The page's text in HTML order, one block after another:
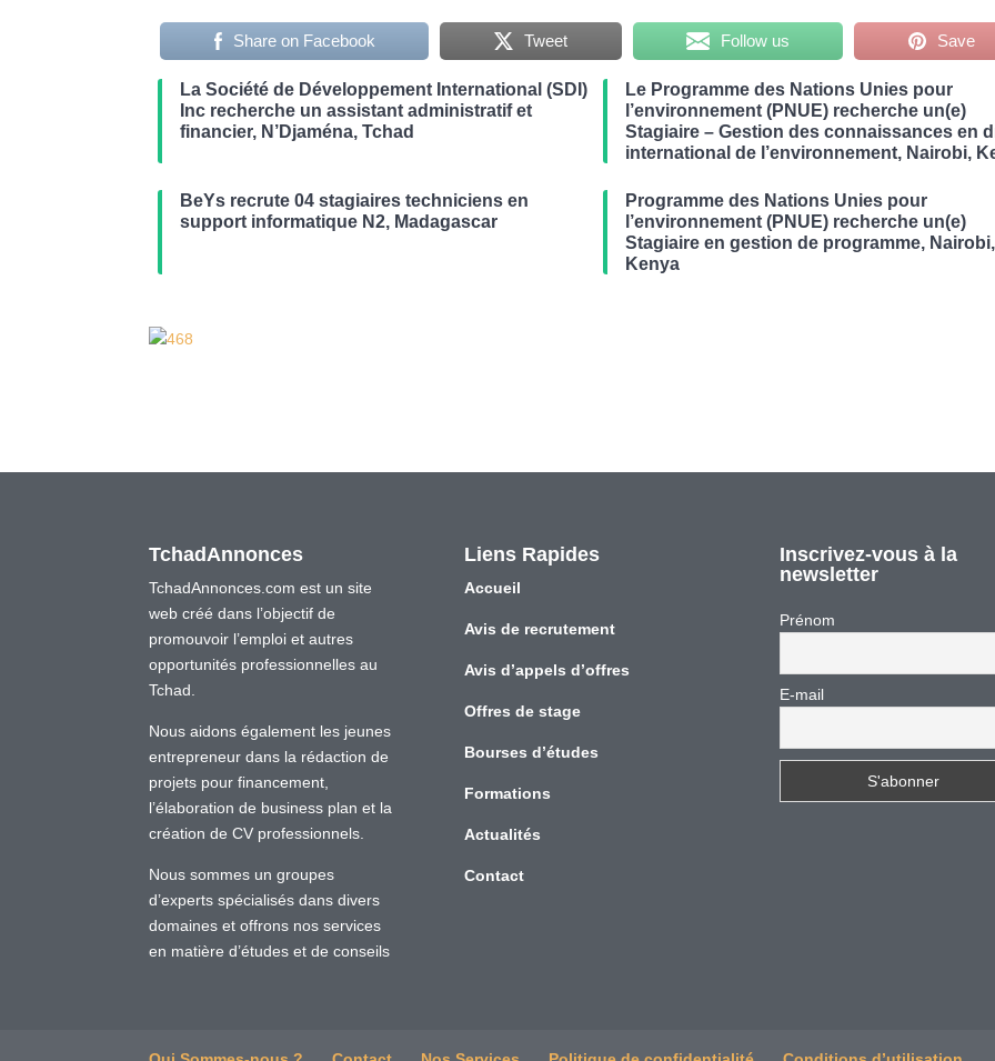
Share on Facebook Tweet Follow us Save
La Société de Développement International (SDI)
Inc recherche un assistant administratif et
financier, N’Djaména, Tchad
Le Programme des Nations Unies pour
l’environnement (PNUE) recherche un(e)
Stagiaire – Gestion des connaissances en
international de l’environnement, Nairobi,
BeYs recrute 04 stagiaires techniciens en
support informatique N2, Madagascar
Programme des Nations Unies pour
l’environnement (PNUE) recherche un(e)
Stagiaire en gestion de programme, Nairobi,
Kenya
TchadAnnonces
TchadAnnonces.com est un site
web créé dans l’objectif de
promouvoir l’emploi et autres
opportunités professionnelles au
Tchad.
Nous aidons également les jeunes
entrepreneur dans la rédaction de
projets pour financement,
l’élaboration de business plan et la
création de CV professionnels.
Nous sommes un groupes
d’experts spécialisés dans divers
domaines et offrons nos services
en matière d’études et de conseils
Liens Rapides
Accueil
Avis de recrutement
Avis d’appels d’offres
Offres de stage
Bourses d’études
Formations
Actualités
Contact
Inscrivez-vous à la
newsletter
Prénom
E-mail